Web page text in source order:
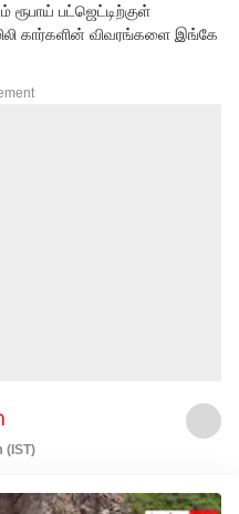
ரூபாய் பட்ஜெட்டிற்குள்
கார்களின் விவரங்களை இங்கே
(IST)